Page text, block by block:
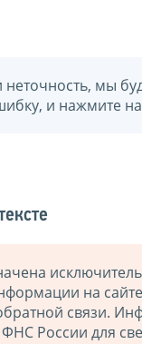
неточность, мы
и нажмите
на
связи.
ФНС России для